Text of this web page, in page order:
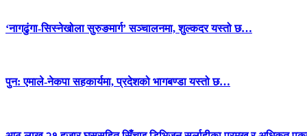
‘नागढुंगा-सिस्नेखोला सुरुङमार्ग’ सञ्चालनमा, शुल्कदर यस्तो छ…
पुन: एमाले-नेकपा सहकार्यमा, प्रदेशको भागबण्डा यस्तो छ…